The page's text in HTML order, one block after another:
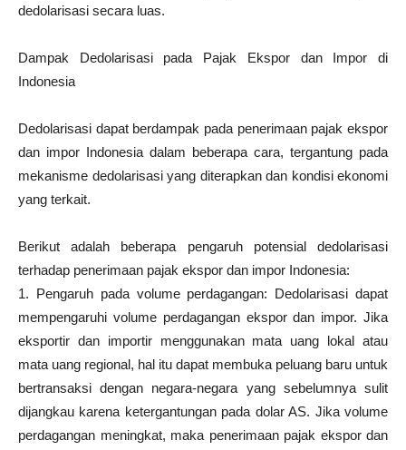
dedolarisasi secara luas.
Dampak Dedolarisasi pada Pajak Ekspor dan Impor di
Indonesia
Dedolarisasi dapat berdampak pada penerimaan pajak ekspor
dan impor Indonesia dalam beberapa cara, tergantung pada
mekanisme dedolarisasi yang diterapkan dan kondisi ekonomi
yang terkait.
Berikut adalah beberapa pengaruh potensial dedolarisasi
terhadap penerimaan pajak ekspor dan impor Indonesia:
1. Pengaruh pada volume perdagangan: Dedolarisasi dapat
mempengaruhi volume perdagangan ekspor dan impor. Jika
eksportir dan importir menggunakan mata uang lokal atau
mata uang regional, hal itu dapat membuka peluang baru untuk
bertransaksi dengan negara-negara yang sebelumnya sulit
dijangkau karena ketergantungan pada dolar AS. Jika volume
perdagangan meningkat, maka penerimaan pajak ekspor dan